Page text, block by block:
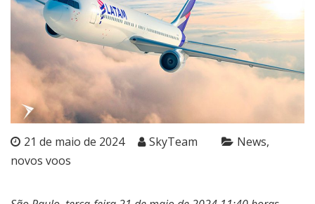
21 de maio de 2024 SkyTeam
News
novos voos